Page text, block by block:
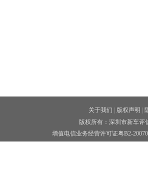
关于我们 | 版权声明 |
版权所有：深圳市新车评
增值电信业务经营许可证粤B2-